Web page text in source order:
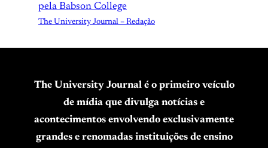
pela Babson College
The University Journal – Redação
The University Journal é o primeiro veículo
de mídia que divulga notícias e
acontecimentos envolvendo exclusivamente
grandes e renomadas instituições de ensino